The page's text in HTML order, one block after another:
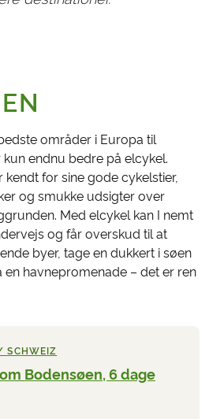
SCHWEIZ
Bodensøen, 6 dage
områder i Europa til
endnu bedre på elcykel.
kendt for sine gode cykelstier,
og smukke udsigter over
Med elcykel kan I nemt
og får overskud til at
byer, tage en dukkert i søen
havnepromenade – det er ren